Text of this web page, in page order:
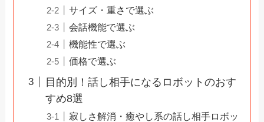
サイズ・重さで選ぶ
会話機能で選ぶ
機能性で選ぶ
価格で選ぶ
目的別！話し相手になるロボットのおす
すめ8選
寂しさ解消・癒やし系の話し相手ロボッ